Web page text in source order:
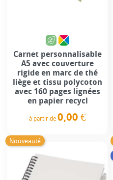
Carnet personnalisable
A5 avec couverture
rigide en marc de thé
liège et tissu polycoton
avec 160 pages lignées
en papier recycl
à partir de 0,00 €
Nouveauté